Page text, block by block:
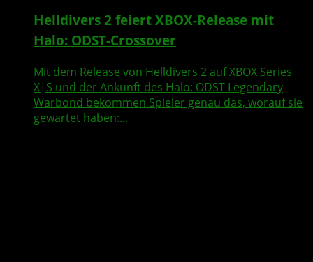
Helldivers 2 feiert XBOX-Release mit
Halo: ODST-Crossover
Mit dem Release von Helldivers 2 auf XBOX Series
X|S und der Ankunft des Halo: ODST Legendary
Warbond bekommen Spieler genau das, worauf sie
gewartet haben:...